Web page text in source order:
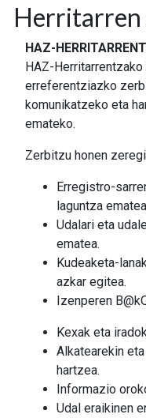
Herritarren
HAZ-
HAZ-
erreferentziazko
komunikatzeko eta
emateko.
Zerbitzu honen
Erregistro-
laguntza
Udalari eta
ematea.
Kudeaketa-
azkar egitea.
Izenperen
Kexak eta
Alkatearekin
hartzea.
Informazio
Udal eraikinen